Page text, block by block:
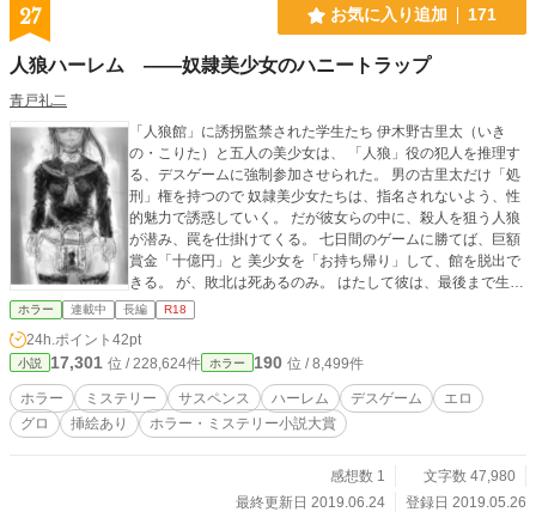
27 お気に入り追加 171
人狼ハーレム ――奴隷美少女のハニートラップ
青戸礼二
「人狼館」に誘拐監禁された学生たち 伊木野古里太（いき
の・こりた）と五人の美少女は、 「人狼」役の犯人を推理す
る、デスゲームに強制参加させられた。 男の古里太だけ「処
刑」権を持つので 奴隷美少女たちは、指名されないよう、性
的魅力で誘惑していく。 だが彼女らの中に、殺人を狙う人狼
が潜み、罠を仕掛けてくる。 七日間のゲームに勝てば、巨額
賞金「十億円」と 美少女を「お持ち帰り」して、館を脱出で
きる。 が、敗北は死あるのみ。 はたして彼は、最後まで生き
残り、ハーレムの真の主人になれるのか！？ 「性か死か」。
頭脳戦／心理戦×エロティック・デスゲーム！ ※TRPG「人
狼」の知識は不要で楽しめます
ホラー 連載中 長編 R18
24h.ポイント 42pt
小説 17,301 位 / 228,624件 ホラー 190 位 / 8,499件
ホラー ミステリー サスペンス ハーレム デスゲーム
エロ
グロ
挿絵あり ホラー・ミステリー小説大賞
感想数 1
文字数 47,980
最終更新日 2019.06.24
登録日 2019.05.26